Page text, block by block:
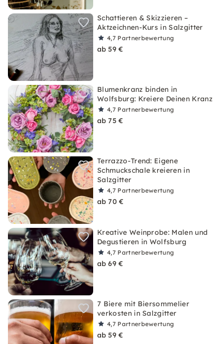
Schattieren & Skizzieren –
Aktzeichnen-Kurs in Salzgitter
4,7 Partnerbewertung
ab 59 €
Blumenkranz binden in
Wolfsburg: Kreiere Deinen Kranz
4,7 Partnerbewertung
ab 75 €
Terrazzo-Trend: Eigene
Schmuckschale kreieren in
Salzgitter
4,7 Partnerbewertung
ab 70 €
Kreative Weinprobe: Malen und
Degustieren in Wolfsburg
4,7 Partnerbewertung
ab 69 €
7 Biere mit Biersommelier
verkosten in Salzgitter
4,7 Partnerbewertung
ab 59 €